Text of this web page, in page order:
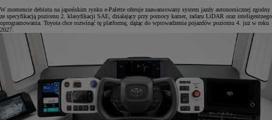
W momencie debiutu na japońskim rynku e-Palette oferuje zaawansowany system jazdy autonomicznej zgodny
ze specyfikacją poziomu 2. klasyfikacji SAE, działający przy pomocy kamer, radaru LiDAR oraz inteligentnego
oprogramowania. Toyota chce rozwinąć tę platformę, dążąc do wprowadzenia pojazdów poziomu 4. już w roku
2027.